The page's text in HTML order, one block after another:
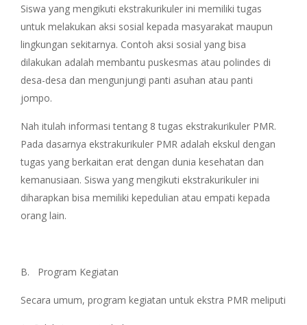
Siswa yang mengikuti ekstrakurikuler ini memiliki tugas
untuk melakukan aksi sosial kepada masyarakat maupun
lingkungan sekitarnya. Contoh aksi sosial yang bisa
dilakukan adalah membantu puskesmas atau polindes di
desa-desa dan mengunjungi panti asuhan atau panti
jompo.
Nah itulah informasi tentang 8 tugas ekstrakurikuler PMR.
Pada dasarnya ekstrakurikuler PMR adalah ekskul dengan
tugas yang berkaitan erat dengan dunia kesehatan dan
kemanusiaan. Siswa yang mengikuti ekstrakurikuler ini
diharapkan bisa memiliki kepedulian atau empati kepada
orang lain.
B. Program Kegiatan
Secara umum, program kegiatan untuk ekstra PMR meliputi